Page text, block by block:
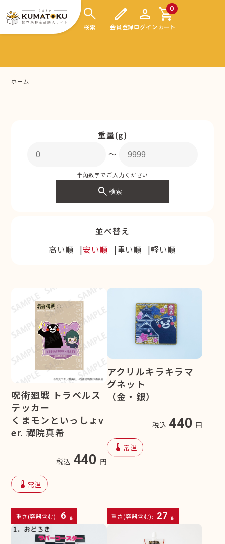
search
検索
edit
会員登録
person
ログイン
0
shopping_cart
カート
ホーム
重量(g)
〜
半角数字でご入力ください
search検索
並べ替え
高い順
安い順 重い順 軽い順
呪術廻戦 トラベルス
テッカー
くまモンといっしょv
er. 禪院真希
税込 440 円
device_thermostat 常温
重さ(容器含む): 6 g
アクリルキラキラマ
グネット
（金・銀）
税込 440 円
device_thermostat 常温
重さ(容器含む): 27 g